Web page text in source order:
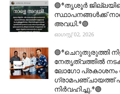
🟣*തൃശൂര്‍
സ്ഥാപനങ്ങൾക്ക്
അവധി.*🟣
ഓഗസ്റ്റ് 02, 2026
🟣*ചെറുതുരുത്തി
നേതൃത്വത്തിൽ
ലോഗോ
ഗ്രാമപഞ്ചായത്ത്
നിർവഹിച്ചു.*🟣